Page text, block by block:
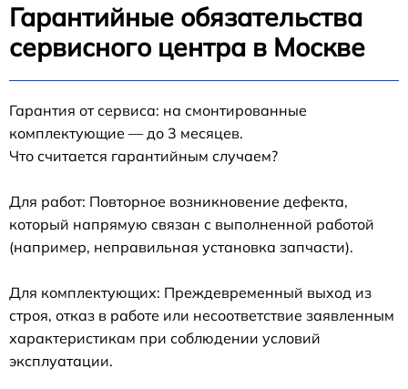
Гарантийные обязательства
сервисного центра в Москве
Гарантия от сервиса: на смонтированные
комплектующие — до 3 месяцев.
Что считается гарантийным случаем?
Для работ: Повторное возникновение дефекта,
который напрямую связан с выполненной работой
(например, неправильная установка запчасти).
Для комплектующих: Преждевременный выход из
строя, отказ в работе или несоответствие заявленным
характеристикам при соблюдении условий
эксплуатации.